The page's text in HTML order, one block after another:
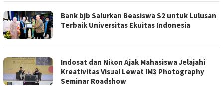
Bank bjb Salurkan Beasiswa S2 untuk Lulusan
Terbaik Universitas Ekuitas Indonesia
Indosat dan Nikon Ajak Mahasiswa Jelajahi
Kreativitas Visual Lewat IM3 Photography
Seminar Roadshow